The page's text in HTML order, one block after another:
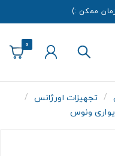
ممکن :)
0
تجهیزات اورژانس
ونوس